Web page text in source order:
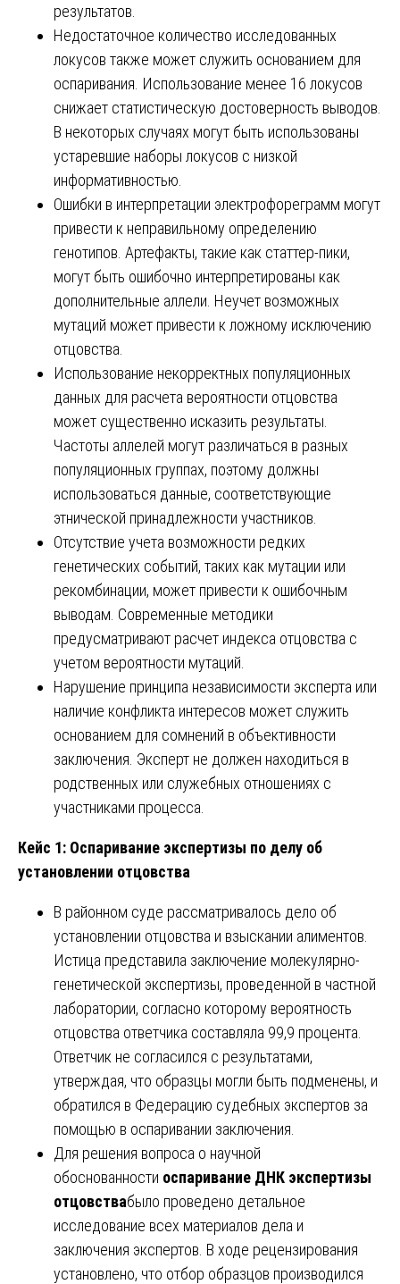
результатов.
Недостаточное количество исследованных
локусов также может служить основанием для
оспаривания. Использование менее 16 локусов
снижает статистическую достоверность выводов.
В некоторых случаях могут быть использованы
устаревшие наборы локусов с низкой
информативностью.
Ошибки в интерпретации электрофореграмм могут
привести к неправильному определению
генотипов. Артефакты, такие как статтер-пики,
могут быть ошибочно интерпретированы как
дополнительные аллели. Неучет возможных
мутаций может привести к ложному исключению
отцовства.
Использование некорректных популяционных
данных для расчета вероятности отцовства
может существенно исказить результаты.
Частоты аллелей могут различаться в разных
популяционных группах, поэтому должны
использоваться данные, соответствующие
этнической принадлежности участников.
Отсутствие учета возможности редких
генетических событий, таких как мутации или
рекомбинации, может привести к ошибочным
выводам. Современные методики
предусматривают расчет индекса отцовства с
учетом вероятности мутаций.
Нарушение принципа независимости эксперта или
наличие конфликта интересов может служить
основанием для сомнений в объективности
заключения. Эксперт не должен находиться в
родственных или служебных отношениях с
участниками процесса.
Кейс 1: Оспаривание экспертизы по делу об
установлении отцовства
В районном суде рассматривалось дело об
установлении отцовства и взыскании алиментов.
Истица представила заключение молекулярно-
генетической экспертизы, проведенной в частной
лаборатории, согласно которому вероятность
отцовства ответчика составляла 99,9 процента.
Ответчик не согласился с результатами,
утверждая, что образцы могли быть подменены, и
обратился в Федерацию судебных экспертов за
помощью в оспаривании заключения.
Для решения вопроса о научной
обоснованности оспаривание ДНК экспертизы
отцовствабыло проведено детальное
исследование всех материалов дела и
заключения экспертов. В ходе рецензирования
установлено, что отбор образцов производился